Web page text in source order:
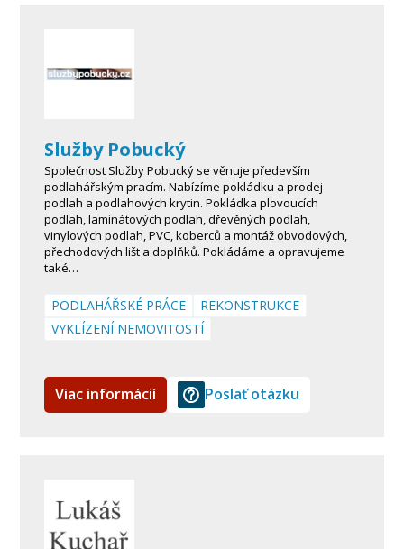
Služby Pobucký
Společnost Služby Pobucký se věnuje především
podlahářským pracím. Nabízíme pokládku a prodej
podlah a podlahových krytin. Pokládka plovoucích
podlah, laminátových podlah, dřevěných podlah,
vinylových podlah, PVC, koberců a montáž obvodových,
přechodových lišt a doplňků. Pokládáme a opravujeme
také…
PODLAHÁŘSKÉ PRÁCE
REKONSTRUKCE
VYKLÍZENÍ NEMOVITOSTÍ
Viac informácií Poslať otázku